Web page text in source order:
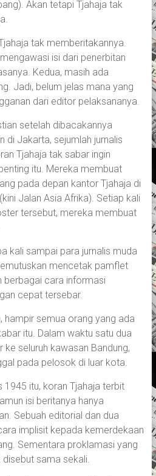
Akan tetapi Tjahaja tak
tak memberitakannya.
isi dari penerbitan
Kedua, masih ada
Jadi, belum jelas mana yang
dari editor pelaksananya.
setelah dibacakannya
di Jakarta, sejumlah jurnalis
Tjahaja tak sabar ingin
itu. Mereka membuat
pada depan kantor Tjahaja di
Jalan Asia Afrika). Setiap kali
tersebut, mereka membuat
kali sampai para jurnalis muda
mencetak pamflet
berbagai cara informasi
cepat tersebar.
hampir semua orang yang ada
itu. Dalam waktu satu dua
ke seluruh kawasan Bandung,
pada pelosok di luar kota.
1945 itu, koran Tjahaja terbit
isi beritanya hanya
Sebuah editorial dan dua
implisit kepada kemerdekaan
Sementara proklamasi yang
sama sekali.